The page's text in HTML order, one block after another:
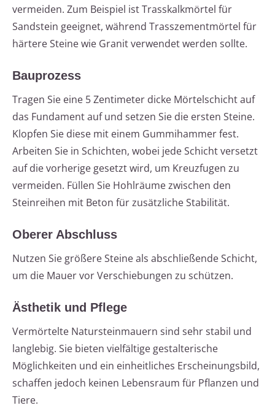
vermeiden. Zum Beispiel ist Trasskalkmörtel für
Sandstein geeignet, während Trasszementmörtel für
härtere Steine wie Granit verwendet werden sollte.
Bauprozess
Tragen Sie eine 5 Zentimeter dicke Mörtelschicht auf
das Fundament auf und setzen Sie die ersten Steine.
Klopfen Sie diese mit einem Gummihammer fest.
Arbeiten Sie in Schichten, wobei jede Schicht versetzt
auf die vorherige gesetzt wird, um Kreuzfugen zu
vermeiden. Füllen Sie Hohlräume zwischen den
Steinreihen mit Beton für zusätzliche Stabilität.
Oberer Abschluss
Nutzen Sie größere Steine als abschließende Schicht,
um die Mauer vor Verschiebungen zu schützen.
Ästhetik und Pflege
Vermörtelte Natursteinmauern sind sehr stabil und
langlebig. Sie bieten vielfältige gestalterische
Möglichkeiten und ein einheitliches Erscheinungsbild,
schaffen jedoch keinen Lebensraum für Pflanzen und
Tiere.